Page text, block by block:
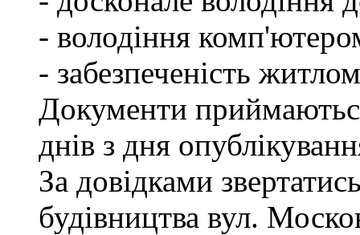
- володіння
- забезпеченість
Документи
днів з дня
За довідками
будівництва вул.